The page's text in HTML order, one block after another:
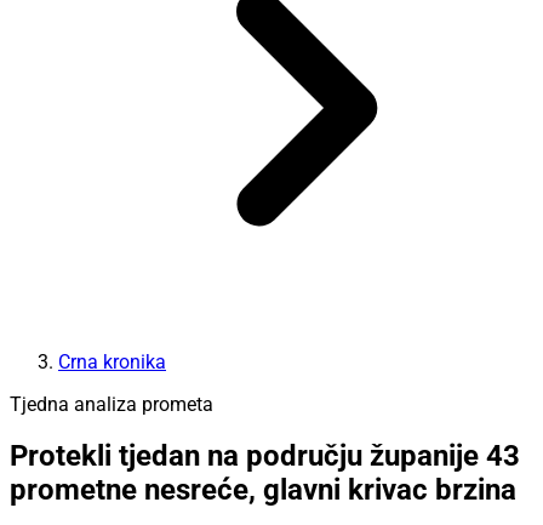
Crna kronika
Tjedna analiza prometa
Protekli tjedan na području županije 43
prometne nesreće, glavni krivac brzina